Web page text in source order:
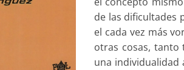
de las dificultades
el cada vez más
otras cosas,
una individualidad